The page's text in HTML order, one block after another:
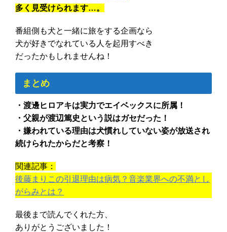
多く見受けられます…。
番組側も犬と一緒に旅をする企画なら
犬が好きでなれている人を起用すべき
だったかもしれませんね！
まとめ
・渡邊ヒロアキは実力でエイベックスに所属！
・父親が渡辺篤史という説はガセだった！
・嫌われている理由は犬慣れしていない姿が放送され
続けられたからだと考察！
関連記事：
後藤まりこの引退理由は病気？音楽業界への不満とし
がらみとは？
最後まで読んでくれた方、
ありがとうございました！